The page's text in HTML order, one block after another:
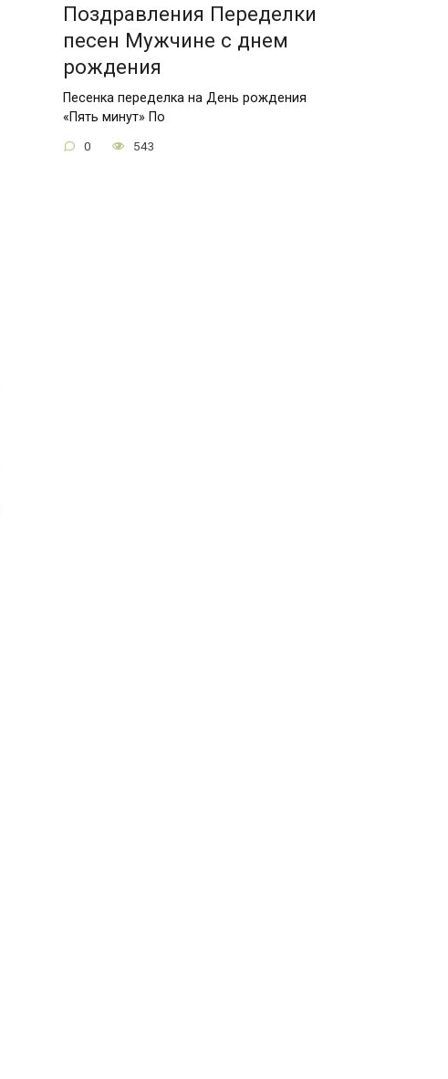
Поздравления Переделки
песен Мужчине с днем
рождения
Песенка переделка на День рождения
«Пять минут» По
0 543